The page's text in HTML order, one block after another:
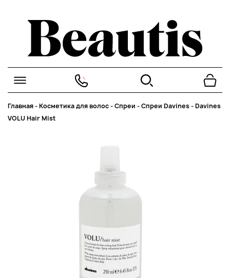
Главная-Косметика для волос-Спреи -Спреи Davines-Davines
VOLU Hair Mist